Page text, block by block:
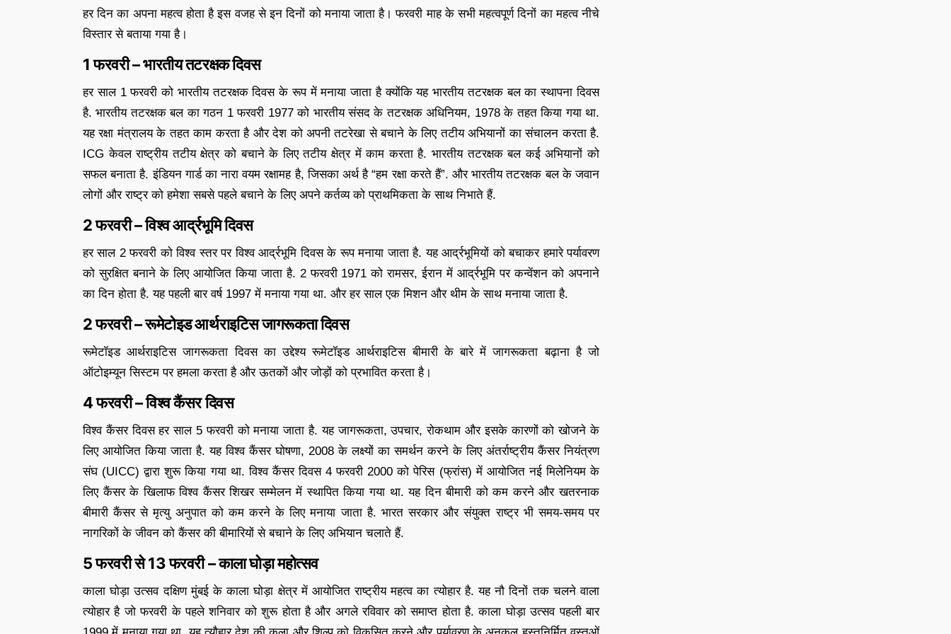
हर दिन का अपना महत्व होता है इस वजह से इन दिनों को मनाया जाता है। फरवरी माह के सभी महत्वपूर्ण दिनों का महत्व नीचे
विस्तार से बताया गया है।
1 फरवरी – भारतीय तटरक्षक दिवस
हर साल 1 फरवरी को भारतीय तटरक्षक दिवस के रूप में मनाया जाता है क्योंकि यह भारतीय तटरक्षक बल का स्थापना दिवस
है. भारतीय तटरक्षक बल का गठन 1 फरवरी 1977 को भारतीय संसद के तटरक्षक अधिनियम, 1978 के तहत किया गया था.
यह रक्षा मंत्रालय के तहत काम करता है और देश को अपनी तटरेखा से बचाने के लिए तटीय अभियानों का संचालन करता है.
ICG केवल राष्ट्रीय तटीय क्षेत्र को बचाने के लिए तटीय क्षेत्र में काम करता है. भारतीय तटरक्षक बल कई अभियानों को
सफल बनाता है. इंडियन गार्ड का नारा वयम रक्षामह है, जिसका अर्थ है “हम रक्षा करते हैं”. और भारतीय तटरक्षक बल के जवान
लोगों और राष्ट्र को हमेशा सबसे पहले बचाने के लिए अपने कर्तव्य को प्राथमिकता के साथ निभाते हैं.
2 फरवरी – विश्व आर्द्रभूमि दिवस
हर साल 2 फरवरी को विश्व स्तर पर विश्व आर्द्रभूमि दिवस के रूप मनाया जाता है. यह आर्द्रभूमियों को बचाकर हमारे पर्यावरण
को सुरक्षित बनाने के लिए आयोजित किया जाता है. 2 फरवरी 1971 को रामसर, ईरान में आर्द्रभूमि पर कन्वेंशन को अपनाने
का दिन होता है. यह पहली बार वर्ष 1997 में मनाया गया था. और हर साल एक मिशन और थीम के साथ मनाया जाता है.
2 फरवरी – रूमेटोइड आर्थराइटिस जागरूकता दिवस
रूमेटॉइड आर्थराइटिस जागरूकता दिवस का उद्देश्य रूमेटॉइड आर्थराइटिस बीमारी के बारे में जागरूकता बढ़ाना है जो
ऑटोइम्यून सिस्टम पर हमला करता है और ऊतकों और जोड़ों को प्रभावित करता है।
4 फरवरी – विश्व कैंसर दिवस
विश्व कैंसर दिवस हर साल 5 फरवरी को मनाया जाता है. यह जागरूकता, उपचार, रोकथाम और इसके कारणों को खोजने के
लिए आयोजित किया जाता है. यह विश्व कैंसर घोषणा, 2008 के लक्ष्यों का समर्थन करने के लिए अंतर्राष्ट्रीय कैंसर नियंत्रण
संघ (UICC) द्वारा शुरू किया गया था. विश्व कैंसर दिवस 4 फरवरी 2000 को पेरिस (फ्रांस) में आयोजित नई मिलेनियम के
लिए कैंसर के खिलाफ विश्व कैंसर शिखर सम्मेलन में स्थापित किया गया था. यह दिन बीमारी को कम करने और खतरनाक
बीमारी कैंसर से मृत्यु अनुपात को कम करने के लिए मनाया जाता है. भारत सरकार और संयुक्त राष्ट्र भी समय-समय पर
नागरिकों के जीवन को कैंसर की बीमारियों से बचाने के लिए अभियान चलाते हैं.
5 फरवरी से 13 फरवरी – काला घोड़ा महोत्सव
काला घोड़ा उत्सव दक्षिण मुंबई के काला घोड़ा क्षेत्र में आयोजित राष्ट्रीय महत्व का त्योहार है. यह नौ दिनों तक चलने वाला
त्योहार है जो फरवरी के पहले शनिवार को शुरू होता है और अगले रविवार को समाप्त होता है. काला घोड़ा उत्सव पहली बार